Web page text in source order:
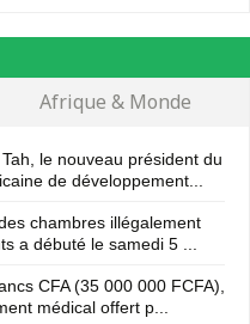
Afrique & Monde
le nouveau président du
de développement...
chambres illégalement
a débuté le samedi 5 ...
CFA (35 000 000 FCFA),
médical offert p...